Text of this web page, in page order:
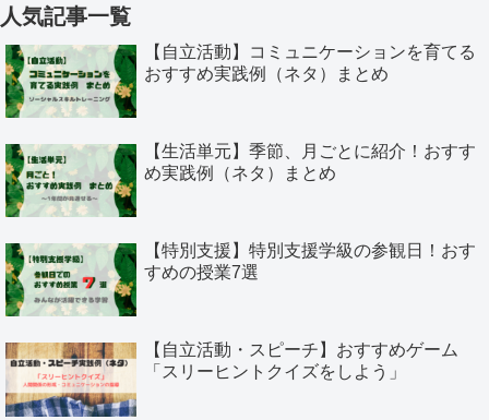
人気記事一覧
【自立活動】コミュニケーションを育てる
おすすめ実践例（ネタ）まとめ
【生活単元】季節、月ごとに紹介！おすす
め実践例（ネタ）まとめ
【特別支援】特別支援学級の参観日！おす
すめの授業7選
【自立活動・スピーチ】おすすめゲーム
「スリーヒントクイズをしよう」